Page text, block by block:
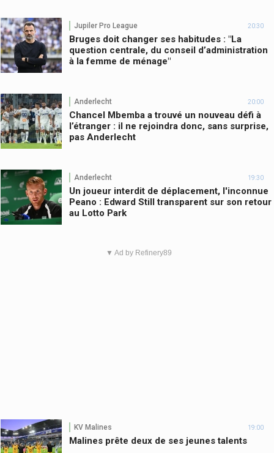
Jupiler Pro League 20:30
Bruges doit changer ses habitudes : "La
question centrale, du conseil d’administration
à la femme de ménage"
Anderlecht 20:00
Chancel Mbemba a trouvé un nouveau défi à
l’étranger : il ne rejoindra donc, sans surprise,
pas Anderlecht
Anderlecht 19:30
Un joueur interdit de déplacement, l'inconnue
Peano : Edward Still transparent sur son retour
au Lotto Park
▼ Ad by Refinery89
KV Malines 19:00
Malines prête deux de ses jeunes talents